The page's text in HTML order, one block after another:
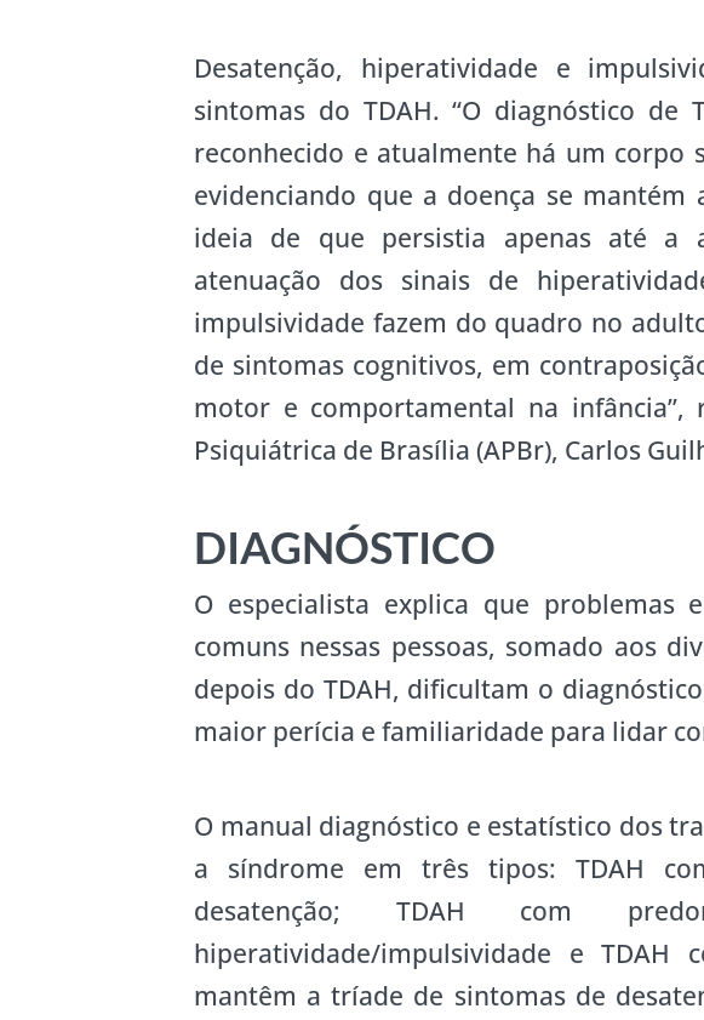
Desatenção, hiperatividade e
sintomas do TDAH. “O diagnóstico de
reconhecido e atualmente há um corpo
evidenciando que a doença se
ideia de que persistia apenas até a
atenuação dos sinais de
impulsividade fazem do quadro no
de sintomas cognitivos, em
motor e comportamental na infância”,
Psiquiátrica de Brasília (APBr), Carlos
DIAGNÓSTICO
O especialista explica que problemas
comuns nessas pessoas, somado aos
depois do TDAH, dificultam o
maior perícia e familiaridade para lidar
O manual diagnóstico e estatístico dos
a síndrome em três tipos: TDAH
desatenção; TDAH com
hiperatividade/impulsividade e TDAH
mantêm a tríade de sintomas de